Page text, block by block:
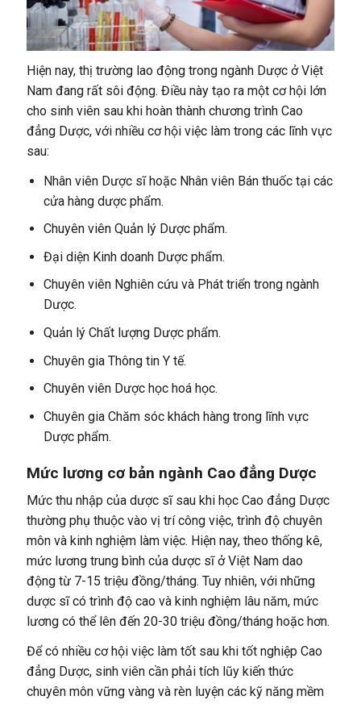
Hiện nay, thị trường lao động trong ngành Dược ở Việt
Nam đang rất sôi động. Điều này tạo ra một cơ hội lớn
cho sinh viên sau khi hoàn thành chương trình Cao
đẳng Dược, với nhiều cơ hội việc làm trong các lĩnh vực
sau:
Nhân viên Dược sĩ hoặc Nhân viên Bán thuốc tại các
cửa hàng dược phẩm.
Chuyên viên Quản lý Dược phẩm.
Đại diện Kinh doanh Dược phẩm.
Chuyên viên Nghiên cứu và Phát triển trong ngành
Dược.
Quản lý Chất lượng Dược phẩm.
Chuyên gia Thông tin Y tế.
Chuyên viên Dược học hoá học.
Chuyên gia Chăm sóc khách hàng trong lĩnh vực
Dược phẩm.
Mức lương cơ bản ngành Cao đẳng Dược
Mức thu nhập của dược sĩ sau khi học Cao đẳng Dược
thường phụ thuộc vào vị trí công việc, trình độ chuyên
môn và kinh nghiệm làm việc. Hiện nay, theo thống kê,
mức lương trung bình của dược sĩ ở Việt Nam dao
động từ 7-15 triệu đồng/tháng. Tuy nhiên, với những
dược sĩ có trình độ cao và kinh nghiệm lâu năm, mức
lương có thể lên đến 20-30 triệu đồng/tháng hoặc hơn.
Để có nhiều cơ hội việc làm tốt sau khi tốt nghiệp Cao
đẳng Dược, sinh viên cần phải tích lũy kiến thức
chuyên môn vững vàng và rèn luyện các kỹ năng mềm